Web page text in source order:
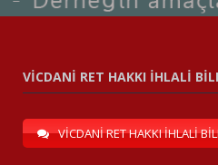
VİCDANİ RET HAKKI İHLALİ
VİCDANİ RET HAKKI İHLALİ